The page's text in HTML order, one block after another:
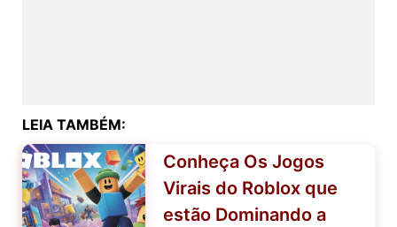
LEIA TAMBÉM:
Conheça Os Jogos
Virais do Roblox que
estão Dominando a